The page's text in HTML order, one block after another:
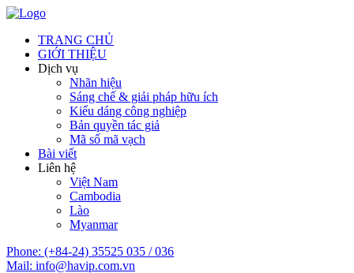
TRANG CHỦ
GIỚI THIỆU
Dịch vụ
Nhãn hiệu
Sáng chế & giải pháp hữu ích
Kiểu dáng công nghiệp
Bản quyền tác giả
Mã số mã vạch
Bài viết
Liên hệ
Việt Nam
Cambodia
Lào
Myanmar
Phone: (+84-24) 35525 035 / 036
Mail: info@havip.com.vn